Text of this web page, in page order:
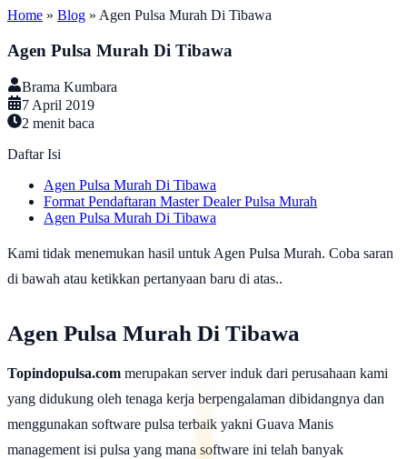
Home » Blog » Agen Pulsa Murah Di Tibawa
Agen Pulsa Murah Di Tibawa
Brama Kumbara
7 April 2019
2 menit baca
Daftar Isi
Agen Pulsa Murah Di Tibawa
Format Pendaftaran Master Dealer Pulsa Murah
Agen Pulsa Murah Di Tibawa
Kami tidak menemukan hasil untuk Agen Pulsa Murah. Coba saran
di bawah atau ketikkan pertanyaan baru di atas..
Agen Pulsa Murah Di Tibawa
Topindopulsa.com merupakan server induk dari perusahaan kami
yang didukung oleh tenaga kerja berpengalaman dibidangnya dan
menggunakan software pulsa terbaik yakni Guava Manis
management isi pulsa yang mana software ini telah banyak